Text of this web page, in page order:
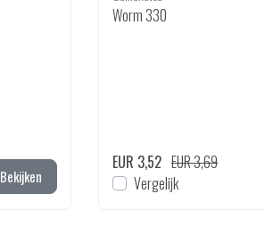
Bekijken
Worm 330
EUR 3,52 EUR 3,69
Vergelijk